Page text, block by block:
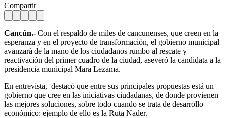
Compartir
Cancún.- Con el respaldo de miles de cancunenses, que creen en la
esperanza y en el proyecto de transformación, el gobierno municipal
avanzará de la mano de los ciudadanos rumbo al rescate y
reactivación del primer cuadro de la ciudad, aseveró la candidata a la
presidencia municipal Mara Lezama.
En entrevista, destacó que entre sus principales propuestas está un
gobierno que cree en las iniciativas ciudadanas, de donde provienen
las mejores soluciones, sobre todo cuando se trata de desarrollo
económico: ejemplo de ello es la Ruta Nader.